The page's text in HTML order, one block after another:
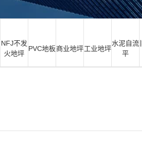
NFJ不发
火地坪
PVC地板商业地坪工业地坪
水泥自流
平